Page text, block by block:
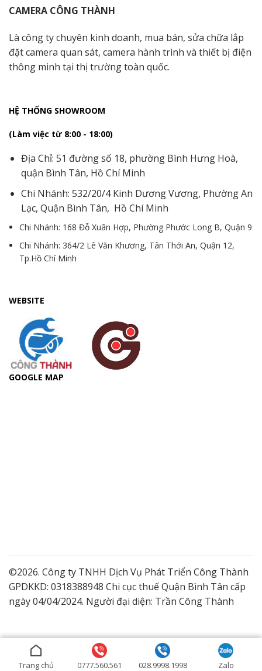
CAMERA CÔNG THÀNH
Là công ty chuyên kinh doanh, mua bán, sửa chữa lắp
đặt camera quan sát, camera hành trình và thiết bị điện
thông minh tại thị trường toàn quốc.
HỆ THỐNG SHOWROOM
(Làm việc từ 8:00 - 18:00)
Địa Chỉ: 51 đường số 18, phường Bình Hưng Hoà,
quận Bình Tân, Hồ Chí Minh
Chi Nhánh: 532/20/4 Kinh Dương Vương, Phường An
Lạc, Quận Bình Tân, Hồ Chí Minh
Chi Nhánh: 168 Đỗ Xuân Hợp, Phường Phước Long B, Quận 9
Chi Nhánh: 364/2 Lê Văn Khương, Tân Thới An, Quận 12,
Tp.Hồ Chí Minh
WEBSITE
GOOGLE MAP
©2026. Công ty TNHH Dịch Vụ Phát Triển Công Thành
GPDKKD: 0318388948 Chi cục thuế Quận Bình Tân cấp
ngày 04/04/2024. Người đại diện: Trần Công Thành
Lắp Camera Quận 9 Giá Tốt
Dịch vụ lắp đặt camera trọn gói
Lắp đặt camera ở Bình Dương
Trang chủ 0777.560.561 028.9998.1998 Zalo